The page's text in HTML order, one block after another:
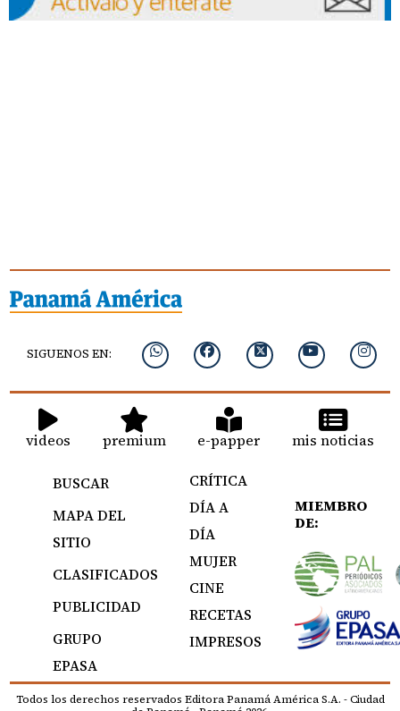
SIGUENOS EN:
videos premium e-papper mis noticias
BUSCAR
MAPA DEL
SITIO
CLASIFICADOS
PUBLICIDAD
GRUPO
EPASA
CRÍTICA
DÍA A
DÍA
MUJER
CINE
RECETAS
IMPRESOS
MIEMBRO
DE:
Todos los derechos reservados Editora Panamá América S.A. - Ciudad